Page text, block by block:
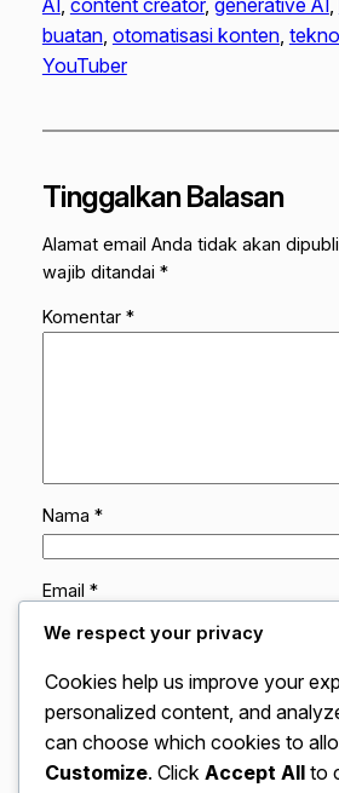
AI, content creator, generative AI,
buatan, otomatisasi konten,
YouTuber
Tinggalkan Balasan
Alamat email Anda tidak akan
wajib ditandai *
Komentar *
Nama *
Email *
Simpan nama, email, dan situs
peramban ini untuk komentar
We respect your privacy
Cookies help us improve your
personalized content, and
can choose which cookies to
Customize. Click Accept All to